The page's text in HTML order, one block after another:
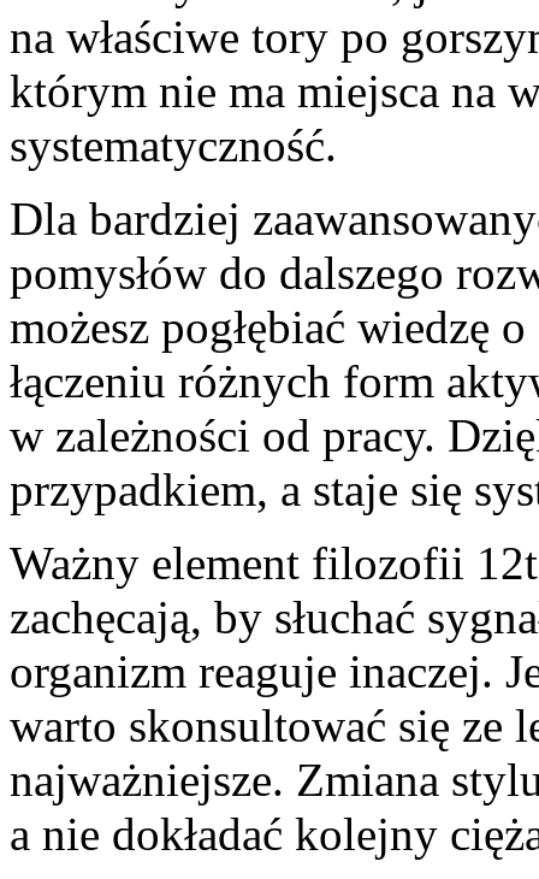
na właściwe tory po
którym nie ma miejsca na
systematyczność.
Dla bardziej
pomysłów do dalszego
możesz pogłębiać wiedzę
łączeniu różnych form
w zależności od pracy.
przypadkiem, a staje się
Ważny element filozofii
zachęcają, by słuchać
organizm reaguje inaczej.
warto skonsultować się ze
najważniejsze. Zmiana
a nie dokładać kolejny